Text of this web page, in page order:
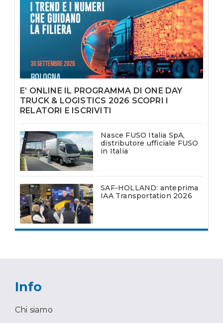
E’ ONLINE IL PROGRAMMA DI ONE DAY
TRUCK & LOGISTICS 2026 SCOPRI I
RELATORI E ISCRIVITI
Nasce FUSO Italia SpA,
distributore ufficiale FUSO
in Italia
SAF-HOLLAND: anteprima
IAA Transportation 2026
Info
Chi siamo